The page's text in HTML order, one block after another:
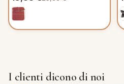
I clienti dicono di noi